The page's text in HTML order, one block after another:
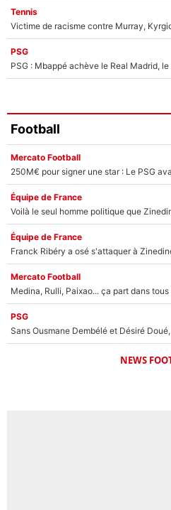
Tennis
PSG
PSG : Mbappé achève le Real Madrid,
Football
Mercato Football
Équipe de France
Équipe de France
Mercato Football
PSG
NEWS